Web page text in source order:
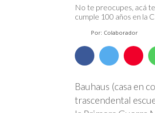
No te preocupes, acá
cumple 100 años en la
Por: Colaborador
Bauhaus (casa en
trascendental